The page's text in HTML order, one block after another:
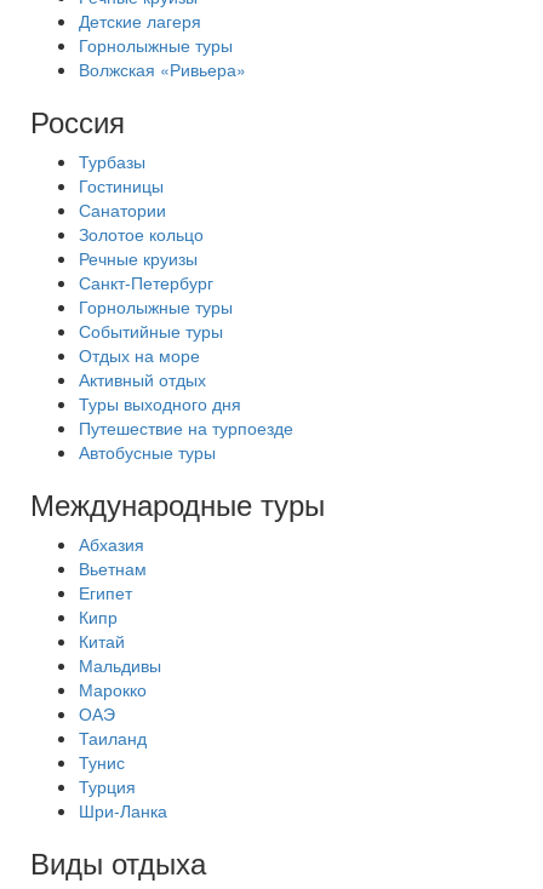
Детские лагеря
Горнолыжные туры
Волжская «Ривьера»
Россия
Турбазы
Гостиницы
Санатории
Золотое кольцо
Речные круизы
Санкт-Петербург
Горнолыжные туры
Событийные туры
Отдых на море
Активный отдых
Туры выходного дня
Путешествие на турпоезде
Автобусные туры
Международные туры
Абхазия
Вьетнам
Египет
Кипр
Китай
Мальдивы
Марокко
ОАЭ
Таиланд
Тунис
Турция
Шри-Ланка
Виды отдыха